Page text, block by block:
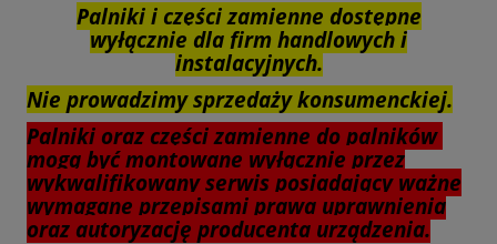
Palniki i części zamienne dostępne
wyłącznie dla firm handlowych i
instalacyjnych.
Nie prowadzimy sprzedaży konsumenckiej.
Palniki oraz części zamienne do palników
mogą być montowane wyłącznie przez
wykwalifikowany serwis posiadający ważne
wymagane przepisami prawa uprawnienia
oraz autoryzację producenta urządzenia.